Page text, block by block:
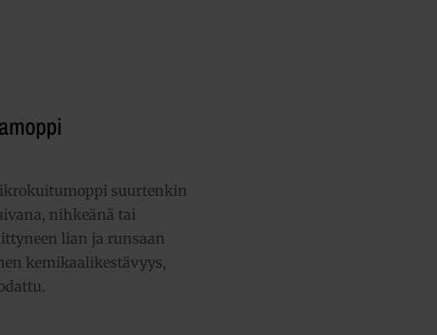
suurtenkin
nihkeänä tai
lian ja runsaan
kemikaalikestävyys,